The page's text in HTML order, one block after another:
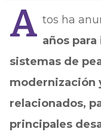
A tos ha
años
sistemas de
modernización
relacionados,
principales